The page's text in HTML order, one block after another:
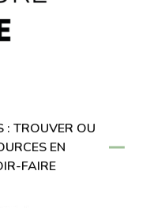
: TROUVER OU
EN
FAIRE